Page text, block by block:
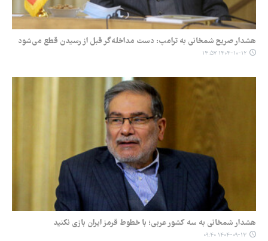
هشدار صریح شمخانی به ترامپ: دست مداخله‌گر قبل از رسیدن قطع می‌شود
۱۴۰۴-۱۰-۱۲ ۱۳:۵۷
هشدار شمخانی به سه کشور عربی؛ با خطوط قرمز ایران بازی نکنید
۱۴۰۴-۰۹-۱۳ ۰۹:۴۰